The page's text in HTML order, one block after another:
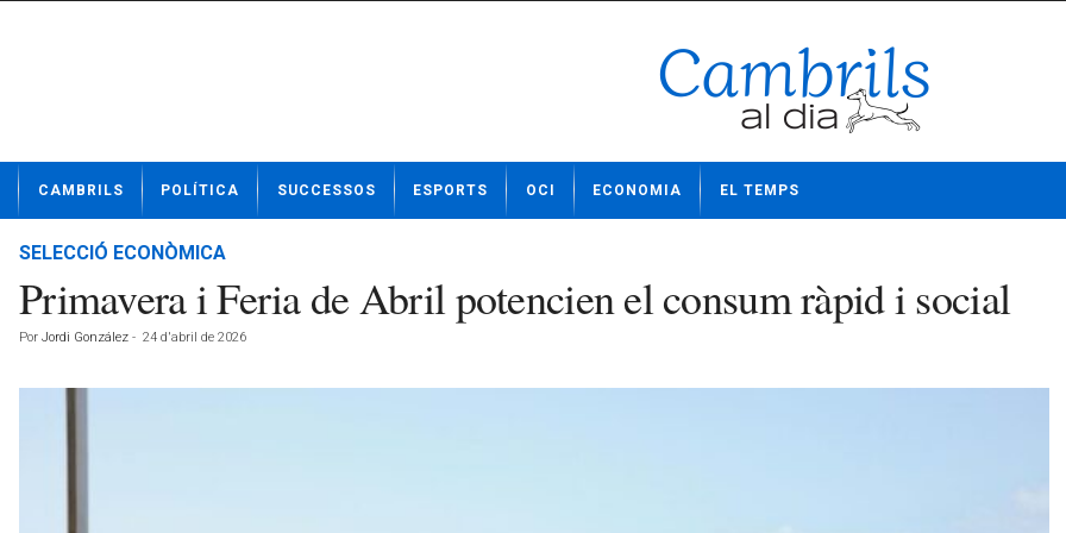
t
CAMBRILS POLÍTICA SUCCESSOS ESPORTS OCI ECONOMIA EL TEMPS
SELECCIÓ ECONÒMICA
Primavera i Feria de Abril potencien el consum ràpid i social
Por Jordi González - 24 d'abril de 2026